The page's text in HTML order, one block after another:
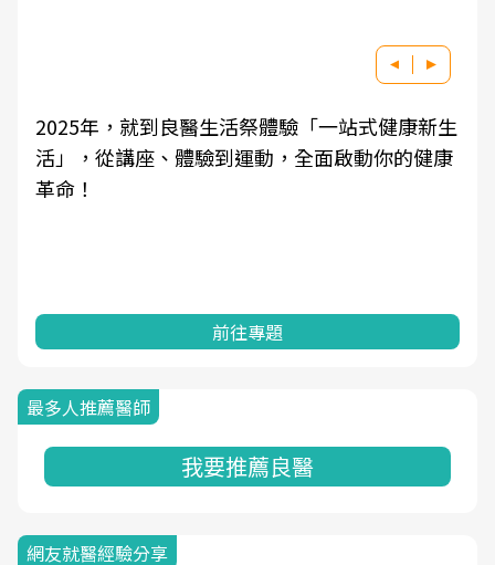
2025年，就到良醫生活祭體驗「一站式健康新生
活」，從講座、體驗到運動，全面啟動你的健康
革命！
前往專題
最多人推薦醫師
我要推薦良醫
網友就醫經驗分享